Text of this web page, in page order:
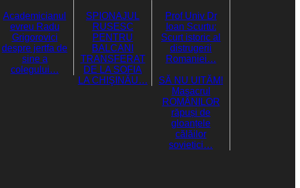
Academicianul
evreu Radu
Grigorovici
despre jertfa de
sine a
colegului…
SPIONAJUL
RUSESC
PENTRU
BALCANI
TRANSFERAT
DE LA SOFIA
LA CHIŞINĂU…
Prof Univ Dr
Ioan Scurtu:
Scurt istoric al
distrugerii
Romaniei…
SĂ NU UITĂM!
Masacrul
ROMÂNILOR
răpuși de
gloanțele
călăilor
sovietici…